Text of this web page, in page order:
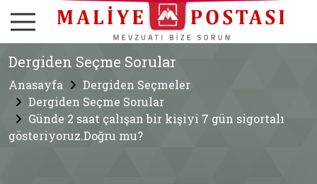
Dergiden Seçme Sorular
Anasayfa
Dergiden Seçmeler
Dergiden Seçme Sorular
Günde 2 saat çalışan bir kişiyi 7 gün sigortalı
gösteriyoruz.Doğru mu?